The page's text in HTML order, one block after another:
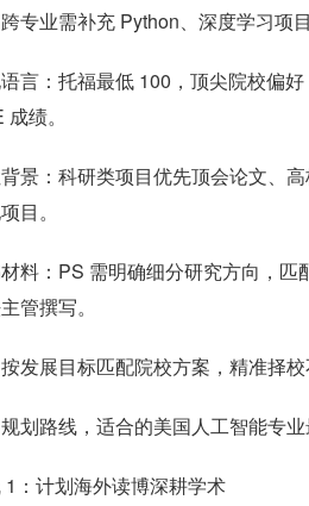
专业需补充 Python、深度学习项目
言：托福最低 100，顶尖院校偏
绩。
景：科研类项目优先顶会论文、
目。
料：PS 需明确细分研究方向，
管撰写。
发展目标匹配院校方案，精准择
划路线，适合的美国人工智能专
1：计划海外读博深耕学术